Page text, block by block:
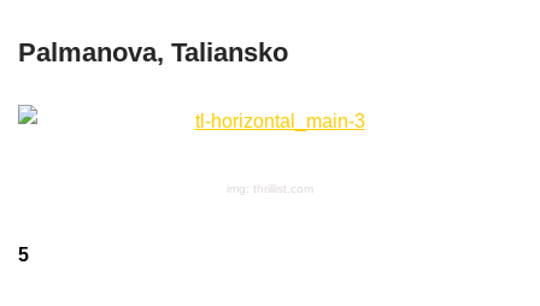
Palmanova, Taliansko
img: thrillist.com
5